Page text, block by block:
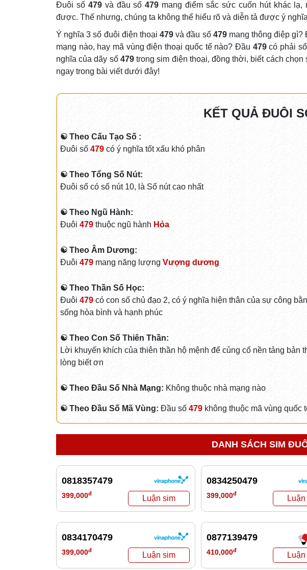
Đuôi số 479và đầu số479 mang điểm sắc sức cuốn hút khác
được. Thế nhưng, chúng ta không thể hiểu rõ và diễn tả được ý
Ý nghĩa 3 số đuôi điện thoại479 và đầu số 479mang thông điệp gì?
mạng nào, hay mã vùng điện thoại quốc tế nào? Đầu 479có phải
nghĩa của dãy số 479trong sim điện thoại, đồng thời, biết cách chọn
ngay trong bài viết dưới đây!
KẾT QUẢ ĐUÔI
☯ Theo Cấu Tạo Số :
Đuôi số 479có ý nghĩa tốt xấu khó phân
☯ Theo Tổng Số Nút:
Đuôi số có số nút 10, là Số nút cao nhất
☯ Theo Ngũ Hành:
Đuôi 479thuộc ngũ hành Hỏa
☯ Theo Âm Dương:
Đuôi 479mang năng lượng Vượng dương
☯ Theo Thần Số Học:
Đuôi 479có con số chủ đạo 2, có ý nghĩa hiện thân của sự công
sống hòa bình và hạnh phúc
☯ Theo Con Số Thiên Thần:
Lời khuyến khích của thiên thần hộ mệnh để củng cố nền tảng
lòng biết ơn
☯ Theo Đầu Số Nhà Mạng: Không thuộc nhà mạng nào
☯ Theo Đầu Số Mã Vùng: Đầu số 479không thuộc mã vùng quốc
DANH SÁCH SIM
0818357479
399,000đ
0834250479
399,000đ
0834170479
399,000đ
0877139479
410,000đ